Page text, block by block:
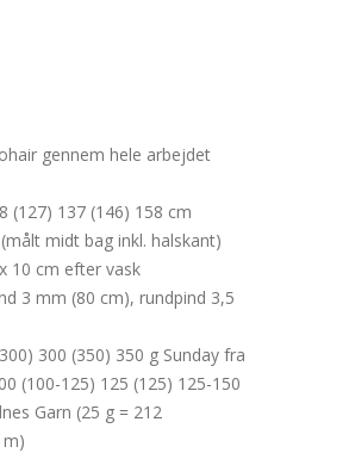
gennem hele arbejdet
(127) 137 (146) 158 cm
midt bag inkl. halskant)
10 cm efter vask
3 mm (80 cm), rundpind 3,5
300 (350) 350 g Sunday fra
(100-125) 125 (125) 125-150
Garn (25 g = 212
m)